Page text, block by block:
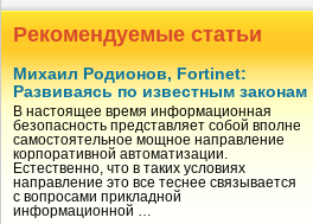
Рекомендуемые статьи
Михаил Родионов, Fortinet:
Развиваясь по известным законам
В настоящее время информационная
безопасность представляет собой вполне
самостоятельное мощное направление
корпоративной автоматизации.
Естественно, что в таких условиях
направление это все теснее связывается
с вопросами прикладной
информационной …